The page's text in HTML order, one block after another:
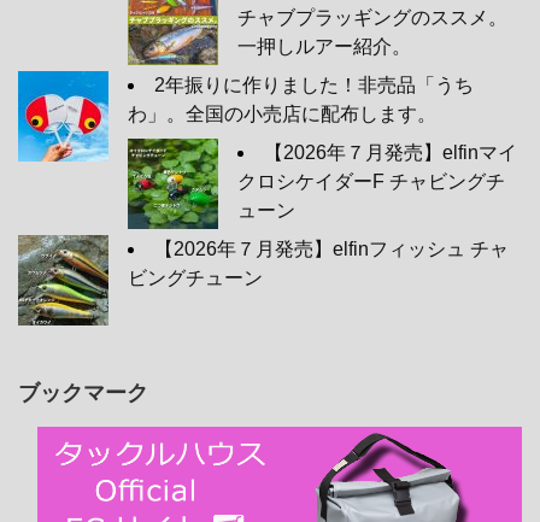
チャブプラッギングのススメ。
一押しルアー紹介。
2年振りに作りました！非売品「うち
わ」。全国の小売店に配布します。
【2026年７月発売】elfinマイ
クロシケイダーF チャビングチ
ューン
【2026年７月発売】elfinフィッシュ チャ
ビングチューン
ブックマーク